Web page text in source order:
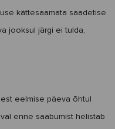
kättesaamata saadetise
jooksul järgi ei tulda,
eelmise päeva õhtul
enne saabumist helistab